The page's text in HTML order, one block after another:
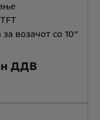
возачот со 10”
ДДВ